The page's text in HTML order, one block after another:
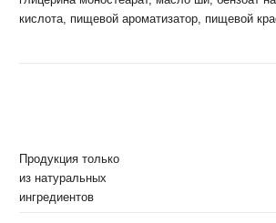
кислота, пищевой ароматизатор, пищевой
Продукция только
из натуральных
ингредиентов